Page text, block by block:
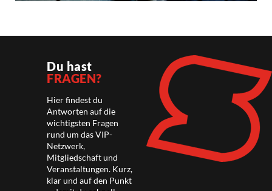
Du hast
FRAGEN?
Hier findest du
Antworten auf die
wichtigsten Fragen
rund um das VIP-
Netzwerk,
Mitgliedschaft und
Veranstaltungen. Kurz,
klar und auf den Punkt